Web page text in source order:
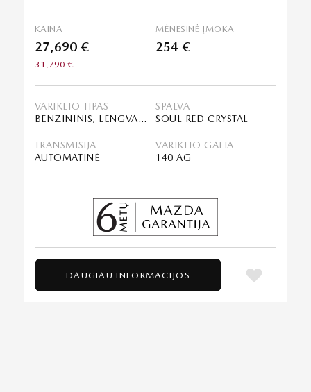
KAINA
27,690 €
31,790 €
MĖNESINĖ ĮMOKA
254 €
VARIKLIO TIPAS
BENZININIS, LENGVASIS HIBRIDAS (MHEV)
SPALVA
SOUL RED CRYSTAL
TRANSMISIJA
AUTOMATINĖ
VARIKLIO GALIA
140 AG
DAUGIAU INFORMACIJOS